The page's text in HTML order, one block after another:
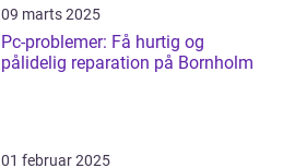
09 marts 2025
Pc-problemer: Få hurtig og
pålidelig reparation på Bornholm
01 februar 2025